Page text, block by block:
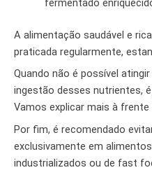
fermentado
A alimentação saudável e
praticada regularmente,
Quando não é possível
ingestão desses nutrientes,
Vamos explicar mais à frente
Por fim, é recomendado
exclusivamente em
industrializados ou de fast